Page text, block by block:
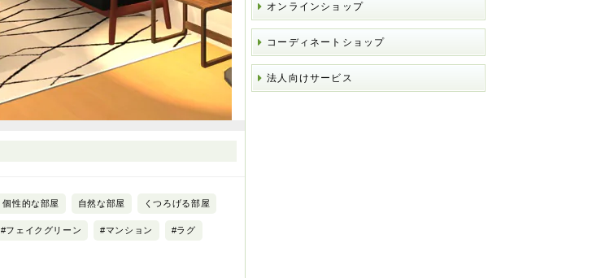
個性的な部屋 自然な部屋 くつろげる部屋
#フェイクグリーン #マンション #ラグ
オンラインショップ
コーディネートショップ
法人向けサービス